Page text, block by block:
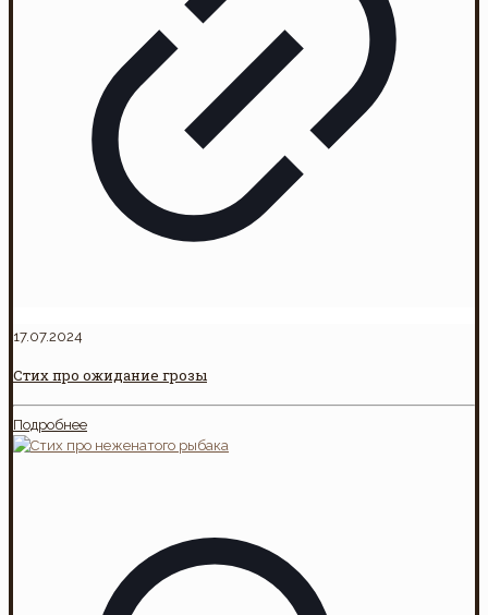
17.07.2024
Стих про ожидание грозы
Подробнее